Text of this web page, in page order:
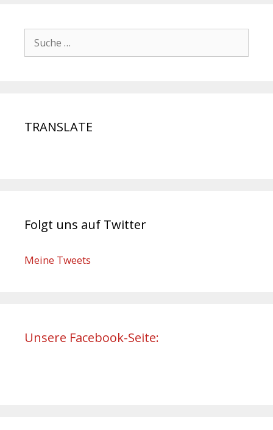
TRANSLATE
Folgt uns auf Twitter
Meine Tweets
Unsere Facebook-Seite: